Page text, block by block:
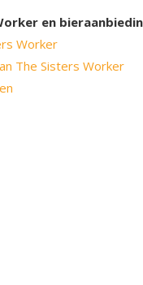
en
Worker
The Sisters Worker